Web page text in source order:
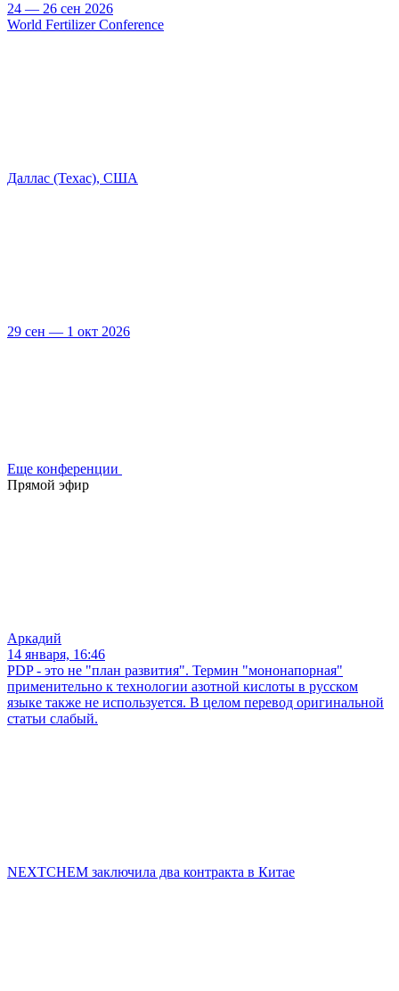
24 — 26 сен 2026
World Fertilizer Conference
Даллас (Техас), США
29 сен — 1 окт 2026
Еще конференции
Прямой эфир
Аркадий
14 января, 16:46
PDP - это не "план развития". Термин "мононапорная"
применительно к технологии азотной кислоты в русском
языке также не используется. В целом перевод оригинальной
статьи слабый.
NEXTCHEM заключила два контракта в Китае